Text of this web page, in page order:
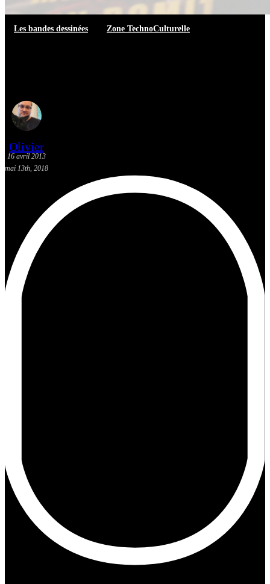
Les bandes dessinées Zone TechnoCulturelle
Olivier
16 avril 2013
mai 13th, 2018